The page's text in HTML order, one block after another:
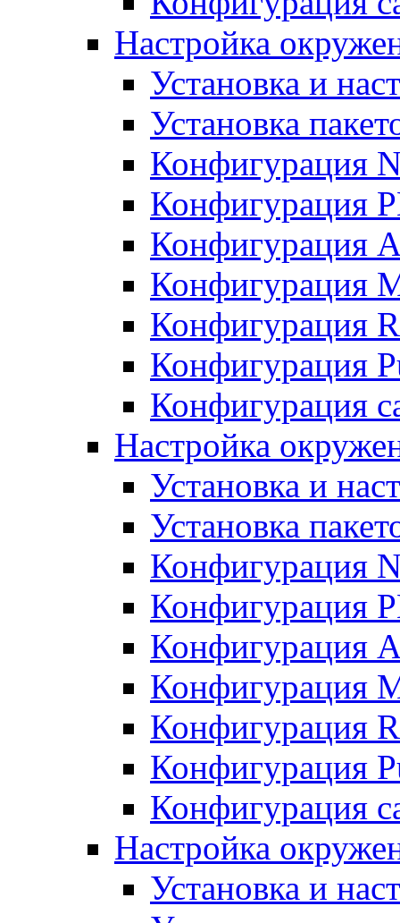
Настройка
Установка и
Установка
Конфигурация
Конфигурация
Конфигурация
Конфигурация
Конфигурация
Конфигурация
Конфигурация
Настройка
Установка и
Установка
Конфигурация
Конфигурация
Конфигурация
Конфигурация
Конфигурация
Конфигурация
Конфигурация
Настройка
Установка и